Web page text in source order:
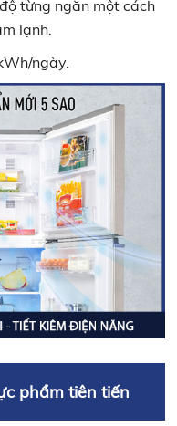
từng ngăn một cách
lạnh.​
ngày.
phẩm tiên tiến